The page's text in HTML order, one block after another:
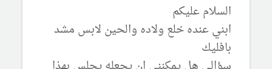
السلام عليكم
ابني عنده خلع ولاده والحين لابس مشد
بافليك